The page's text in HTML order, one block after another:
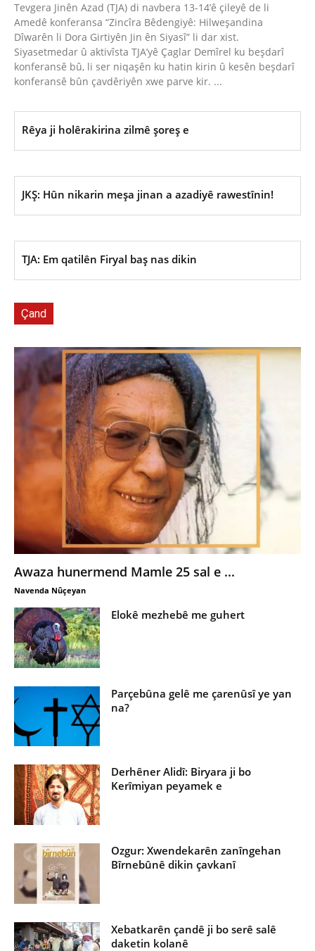
Tevgera Jinên Azad (TJA) di navbera 13-14’ê çileyê de li
Amedê konferansa “Zincîra Bêdengiyê: Hilweşandina
Dîwarên li Dora Girtiyên Jin ên Siyasî” li dar xist.
Siyasetmedar û aktivîsta TJA’yê Çaglar Demîrel ku beşdarî
konferansê bû, li ser niqaşên ku hatin kirin û kesên beşdarî
konferansê bûn çavdêriyên xwe parve kir. ...
Rêya ji holêrakirina zilmê şoreş e
JKŞ: Hûn nikarin meşa jinan a azadiyê rawestînin!
TJA: Em qatilên Firyal baş nas dikin
Çand
Awaza hunermend Mamle 25 sal e ...
Navenda Nûçeyan
Elokê mezhebê me guhert
Parçebûna gelê me çarenûsî ye yan
na?
Derhêner Alidî: Biryara ji bo
Kerîmiyan peyamek e
Ozgur: Xwendekarên zanîngehan
Bîrnebûnê dikin çavkanî
Xebatkarên çandê ji bo serê salê
daketin kolanê